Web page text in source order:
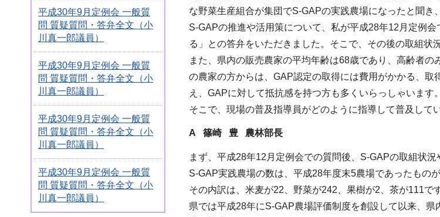
平成30年9月定例会 一般質
問 質疑質問・答弁全文（小
川真一郎議員）
平成30年9月定例会 一般質
問 質疑質問・答弁全文（小
川真一郎議員）
平成30年9月定例会 一般質
問 質疑質問・答弁全文（小
川真一郎議員）
平成30年9月定例会 一般質
問 質疑質問・答弁全文（小
川真一郎議員）
な野菜生産組合が集団でS-GAPの実践農場になったと聞き
S-GAPの推進や活用策について、私が平成28年12月定例
る」との答弁をいただきました。そこで、その後の取組状
また、県内の販売農家の平均年齢は68歳であり、高齢者
の農家の方からは、GAP認定の取得には費用がかかる、
え、GAPに対して抵抗感を持つ方も多くいらっしゃいます。
そこで、現場の普及指導員がどのように指導して普及して
A 篠崎 豊 農林部長
まず、平成28年12月定例会での質問後、S-GAPの取組状
S-GAP実践農場の数は、平成28年度末5農場であったもの
その内訳は、米麦が22、野菜が242、果樹が2、茶が111です
県では平成28年にS-GAP農場評価制度を創設して以来、